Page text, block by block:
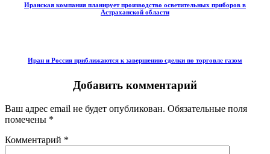
Иранская компания планирует производство осветительных приборов в
Астраханской области
Иран и Россия приближаются к завершению сделки по торговле газом
Добавить комментарий
Ваш адрес email не будет опубликован. Обязательные поля
помечены *
Комментарий *